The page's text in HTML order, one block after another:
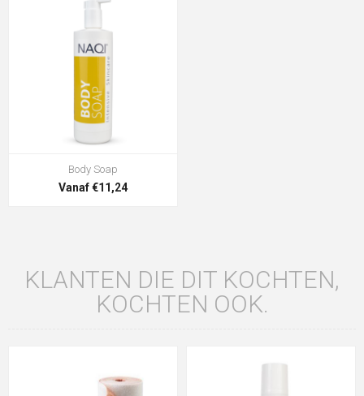
Body Soap
Vanaf €11,24
KLANTEN DIE DIT KOCHTEN,
KOCHTEN OOK.